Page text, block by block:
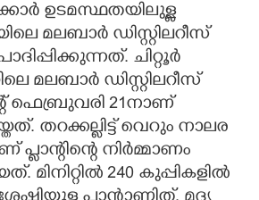
ഉടമസ്ഥതയിലുള്ള
മലബാർ ഡിസ്റ്റിലറീസ്
ചിറ്റൂർ
മലബാർ ഡിസ്റ്റിലറീസ്
ഫെബ്രുവരി 21നാണ്
തറക്കല്ലിട്ട് വെറും നാലര
നിർമ്മാണം
മിനിറ്റിൽ 240 കുപ്പികളിൽ